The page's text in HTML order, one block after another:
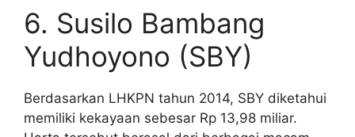
6. Susilo Bambang
Yudhoyono (SBY)
Berdasarkan LHKPN tahun 2014, SBY diketahui
memiliki kekayaan sebesar Rp 13,98 miliar.